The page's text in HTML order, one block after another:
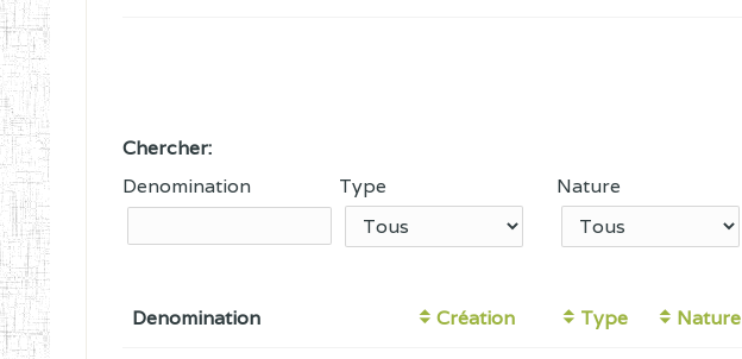
Chercher:
Denomination
Type Nature
Denomination Création Type Nature